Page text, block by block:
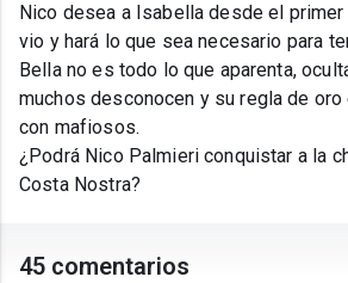
Nico desea a Isabella desde el
vio y hará lo que sea necesario para
Bella no es todo lo que aparenta,
muchos desconocen y su regla de
con mafiosos.
¿Podrá Nico Palmieri conquistar a la
Costa Nostra?
45 comentarios